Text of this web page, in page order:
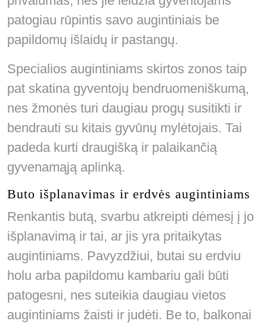
patogiau rūpintis savo augintiniais be
papildomų išlaidų ir pastangų.
Specialios augintiniams skirtos zonos taip
pat skatina gyventojų bendruomeniškumą,
nes žmonės turi daugiau progų susitikti ir
bendrauti su kitais gyvūnų mylėtojais. Tai
padeda kurti draugišką ir palaikančią
gyvenamąją aplinką.
Buto išplanavimas ir erdvės augintiniams
Renkantis butą, svarbu atkreipti dėmesį į jo
išplanavimą ir tai, ar jis yra pritaikytas
augintiniams. Pavyzdžiui, butai su erdviu
holu arba papildomu kambariu gali būti
patogesni, nes suteikia daugiau vietos
augintiniams žaisti ir judėti. Be to, balkonai